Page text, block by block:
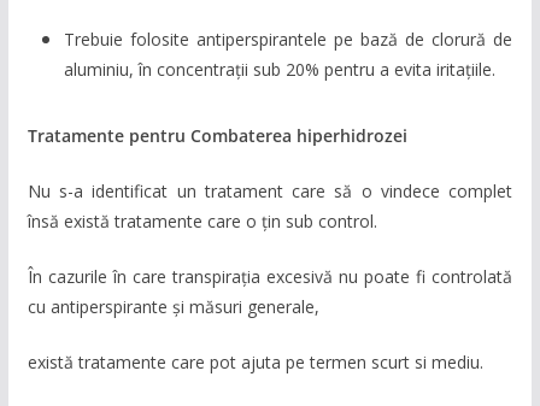
Trebuie folosite antiperspirantele pe bază de clorură de
aluminiu, în concentrații sub 20% pentru a evita iritațiile.
Tratamente pentru Combaterea hiperhidrozei
Nu s-a identificat un tratament care să o vindece complet
însă există tratamente care o țin sub control.
În cazurile în care transpirația excesivă nu poate fi controlată
cu antiperspirante și măsuri generale,
există tratamente care pot ajuta pe termen scurt si mediu.